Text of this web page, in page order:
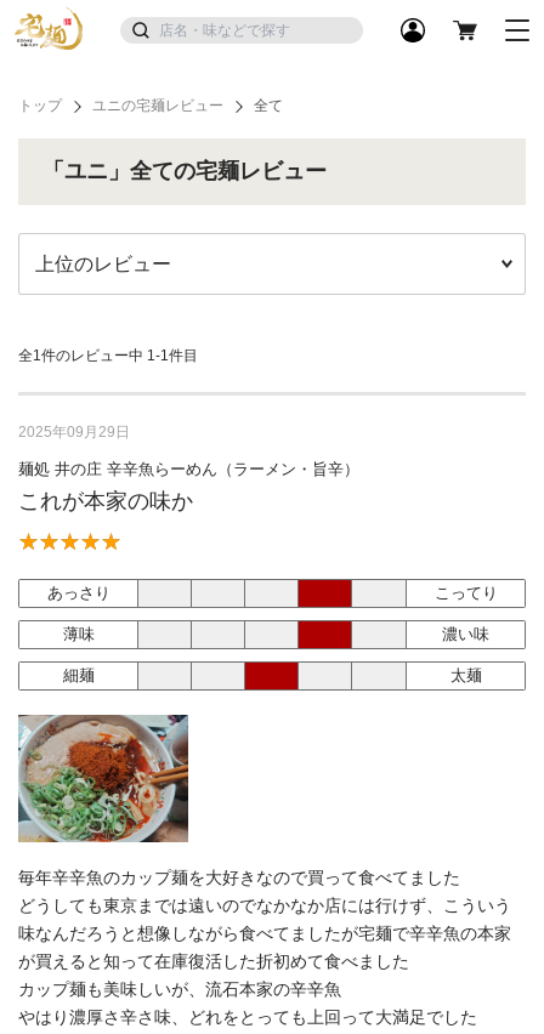
トップ ユニの宅麺レビュー 全て
「ユニ」全ての宅麺レビュー
全1件のレビュー中 1-1件目
2025年09月29日
麺処 井の庄 辛辛魚らーめん（ラーメン・旨辛）
これが本家の味か
あっさり こってり
薄味 濃い味
細麺 太麺
毎年辛辛魚のカップ麺を大好きなので買って食べてました
どうしても東京までは遠いのでなかなか店には行けず、こういう
味なんだろうと想像しながら食べてましたが宅麺で辛辛魚の本家
が買えると知って在庫復活した折初めて食べました
カップ麺も美味しいが、流石本家の辛辛魚
やはり濃厚さ辛さ味、どれをとっても上回って大満足でした